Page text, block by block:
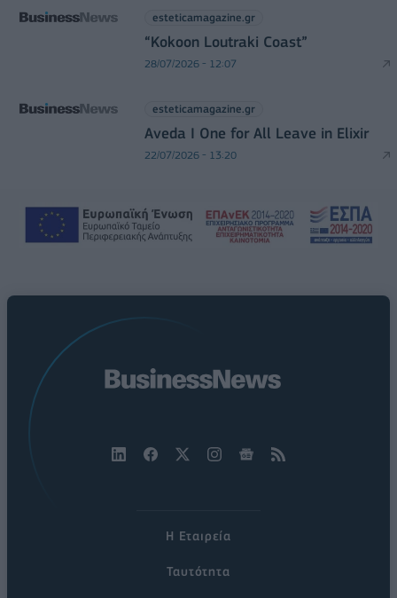
esteticamagazine.gr
“Kokoon Loutraki Coast”
28/07/2026 - 12:07
esteticamagazine.gr
Aveda I One for All Leave in Elixir
22/07/2026 - 13:20
Η Εταιρεία
Ταυτότητα